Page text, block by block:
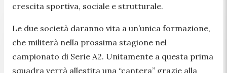
crescita sportiva, sociale e strutturale.
Le due società daranno vita a un’unica formazione,
che militerà nella prossima stagione nel
campionato di Serie A2. Unitamente a questa prima
squadra verrà allestita una “cantera” grazie alla